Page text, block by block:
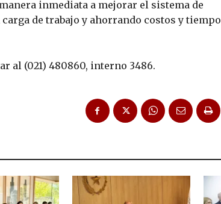
inmediata a mejorar el sistema de
de trabajo y ahorrando costos y
al (021) 480860, interno 3486.